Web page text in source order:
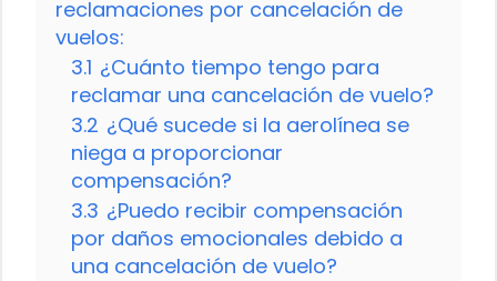
reclamaciones por cancelación de
vuelos:
3.1 ¿Cuánto tiempo tengo para
reclamar una cancelación de vuelo?
3.2 ¿Qué sucede si la aerolínea se
niega a proporcionar
compensación?
3.3 ¿Puedo recibir compensación
por daños emocionales debido a
una cancelación de vuelo?